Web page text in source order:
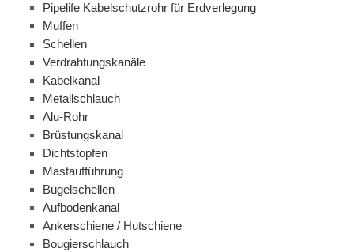
Pipelife Kabelschutzrohr für Erdverlegung
Muffen
Schellen
Verdrahtungskanäle
Kabelkanal
Metallschlauch
Alu-Rohr
Brüstungskanal
Dichtstopfen
Mastaufführung
Bügelschellen
Aufbodenkanal
Ankerschiene / Hutschiene
Bougierschlauch